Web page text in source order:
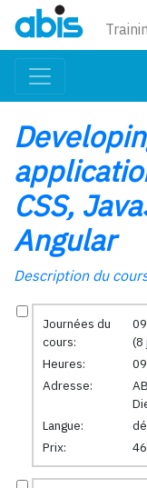
CSS,
Angular
Description du
Journées du
cours:
(8
Heures:
Adresse:
Langue:
Prix: